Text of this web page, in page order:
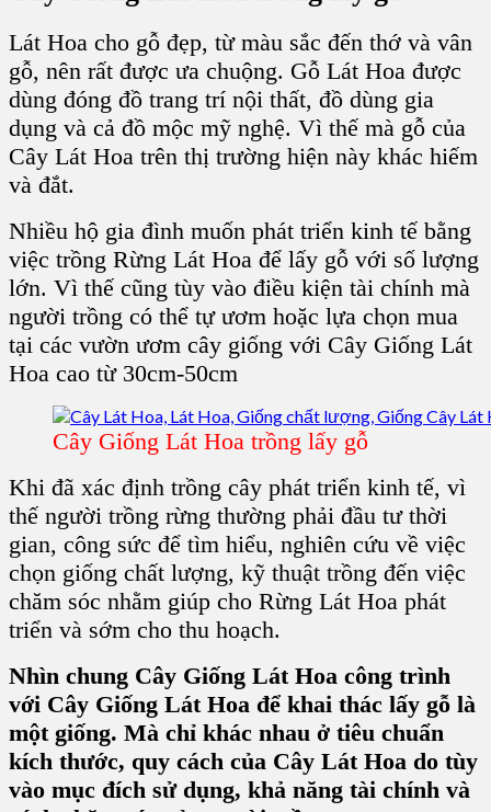
Lát Hoa cho gỗ đẹp, từ màu sắc đến thớ và vân
gỗ, nên rất được ưa chuộng. Gỗ Lát Hoa được
dùng đóng đồ trang trí nội thất, đồ dùng gia
dụng và cả đồ mộc mỹ nghệ. Vì thế mà gỗ của
Cây Lát Hoa trên thị trường hiện này khác hiếm
và đắt.
Nhiều hộ gia đình muốn phát triển kinh tế bằng
việc trồng Rừng Lát Hoa để lấy gỗ với số lượng
lớn. Vì thế cũng tùy vào điều kiện tài chính mà
người trồng có thể tự ươm hoặc lựa chọn mua
tại các vườn ươm cây giống với Cây Giống Lát
Hoa cao từ 30cm-50cm
Cây Giống Lát Hoa trồng lấy gỗ
Khi đã xác định trồng cây phát triển kinh tế, vì
thế người trồng rừng thường phải đầu tư thời
gian, công sức để tìm hiểu, nghiên cứu về việc
chọn giống chất lượng, kỹ thuật trồng đến việc
chăm sóc nhằm giúp cho Rừng Lát Hoa phát
triển và sớm cho thu hoạch.
Nhìn chung Cây Giống Lát Hoa công trình
với Cây Giống Lát Hoa để khai thác lấy gỗ là
một giống. Mà chỉ khác nhau ở tiêu chuẩn
kích thước, quy cách của Cây Lát Hoa do tùy
vào mục đích sử dụng, khả năng tài chính và